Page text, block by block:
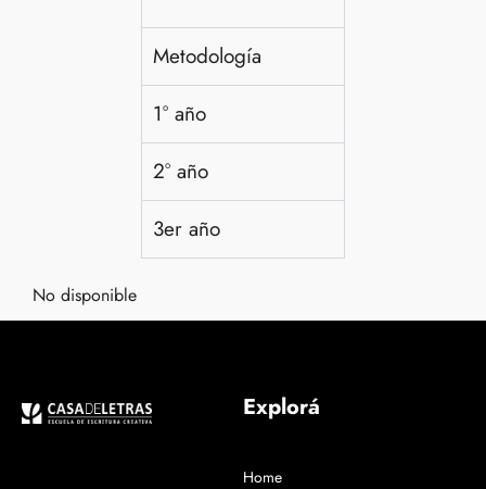
Metodología
1° año
2° año
3er año
No disponible
Explorá
Home